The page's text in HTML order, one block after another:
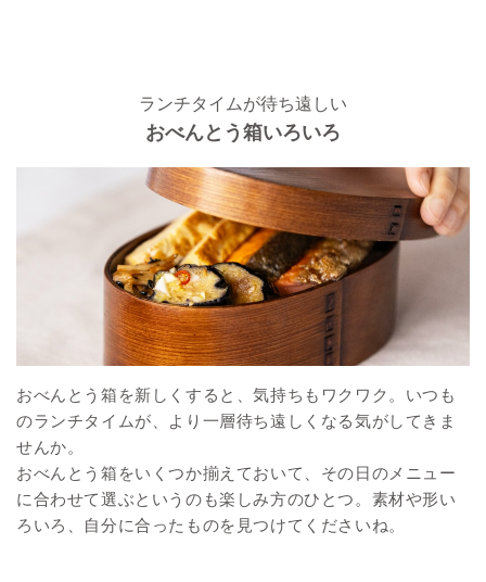
ランチタイムが待ち遠しい
おべんとう箱いろいろ
おべんとう箱を新しくすると、気持ちもワクワク。いつも
のランチタイムが、より一層待ち遠しくなる気がしてきま
せんか。
おべんとう箱をいくつか揃えておいて、その日のメニュー
に合わせて選ぶというのも楽しみ方のひとつ。素材や形い
ろいろ、自分に合ったものを見つけてくださいね。